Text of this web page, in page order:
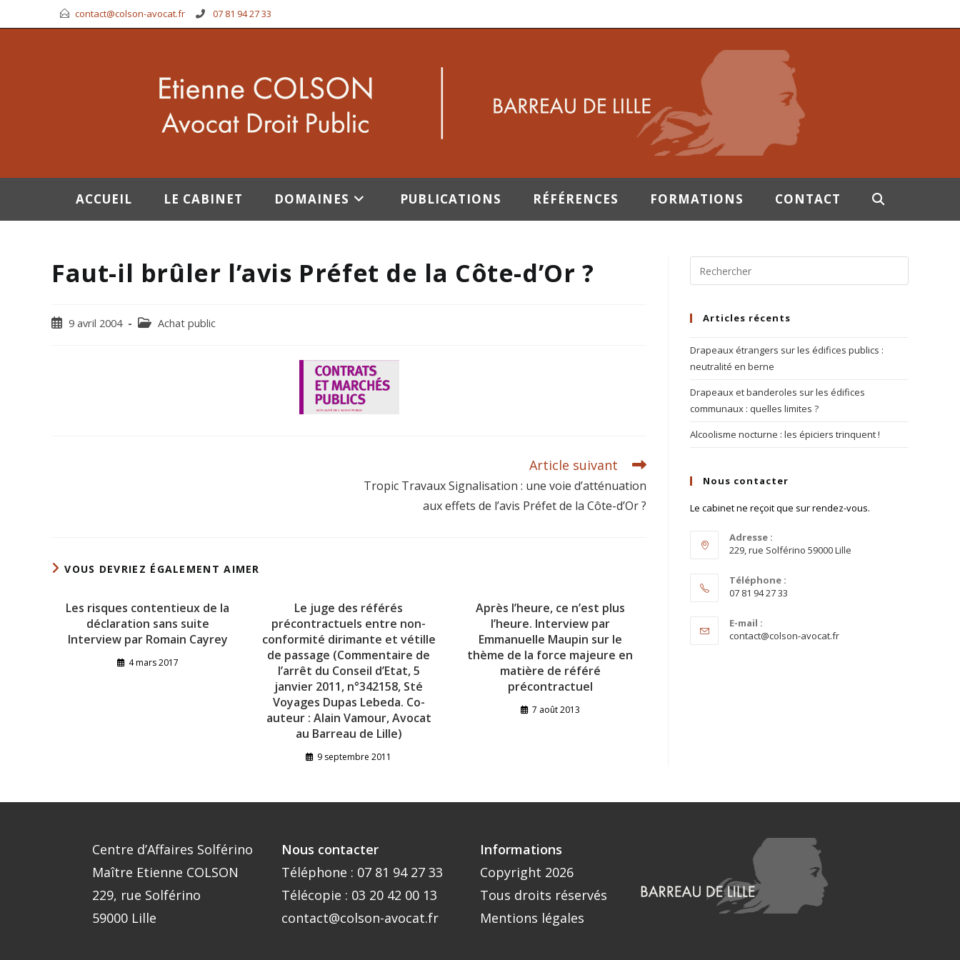
contact@colson-avocat.fr 07 81 94 27 33
ACCUEIL LE CABINET DOMAINES PUBLICATIONS RÉFÉRENCES FORMATIONS CONTACT
Faut-il brûler l’avis Préfet de la Côte-d’Or ?
9 avril 2004 Achat public
Article suivant
Tropic Travaux Signalisation : une voie d’atténuation
aux effets de l’avis Préfet de la Côte-d’Or ?
VOUS DEVRIEZ ÉGALEMENT AIMER
Les risques contentieux de la
déclaration sans suite
Interview par Romain Cayrey
4 mars 2017
Le juge des référés
précontractuels entre non-
conformité dirimante et vétille
de passage (Commentaire de
l’arrêt du Conseil d’Etat, 5
janvier 2011, n°342158, Sté
Voyages Dupas Lebeda. Co-
auteur : Alain Vamour, Avocat
au Barreau de Lille)
9 septembre 2011
Après l’heure, ce n’est plus
l’heure. Interview par
Emmanuelle Maupin sur le
thème de la force majeure en
matière de référé
précontractuel
7 août 2013
Articles récents
Drapeaux étrangers sur les édifices publics :
neutralité en berne
Drapeaux et banderoles sur les édifices
communaux : quelles limites ?
Alcoolisme nocturne : les épiciers trinquent !
Nous contacter
Le cabinet ne reçoit que sur rendez-vous.
Adresse :
229, rue Solférino 59000 Lille
Téléphone :
07 81 94 27 33
E-mail :
contact@colson-avocat.fr
Centre d’Affaires Solférino
Maître Etienne COLSON
229, rue Solférino
59000 Lille
Nous contacter
Téléphone : 07 81 94 27 33
Télécopie : 03 20 42 00 13
contact@colson-avocat.fr
Informations
Copyright 2026
Tous droits réservés
Mentions légales